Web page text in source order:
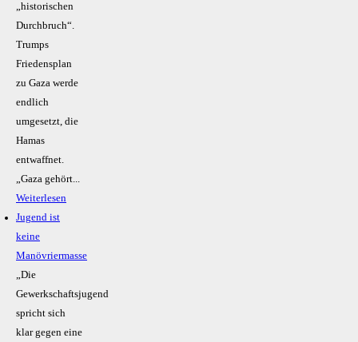
„historischen
Durchbruch“.
Trumps
Friedensplan
zu Gaza werde
endlich
umgesetzt, die
Hamas
entwaffnet.
„Gaza gehört...
Weiterlesen
Jugend ist
keine
Manövriermasse
„Die
Gewerkschaftsjugend
spricht sich
klar gegen eine